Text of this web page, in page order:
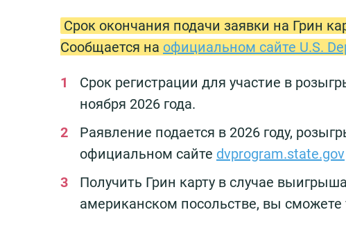
Срок окончания подачи заявки на Грин
Сообщается на официальном сайте U.S.
Срок регистрации для участие в
ноября 2026 года.
Pаявление подается в 2026 году,
официальном сайте dvprogram.state.gov
Получить Грин карту в случае
американском посольстве, вы сможете